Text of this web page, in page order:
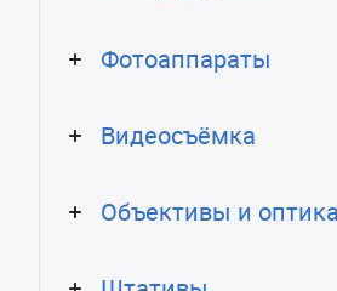
Фотоаппараты
Видеосъёмка
Объективы и оптика